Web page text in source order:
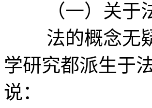
（一）关于
法的概念无疑
学研究都派生于
说：